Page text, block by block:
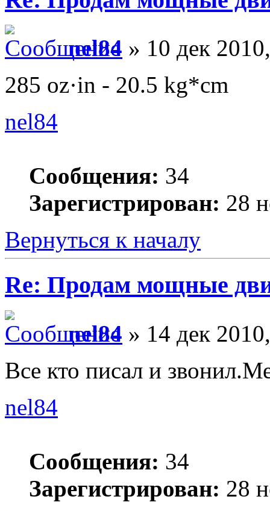
nel84 » 10 дек
285 oz·in - 20.5 kg*cm
nel84
Сообщения: 34
Зарегистрирован: 28
Вернуться к началу
Re: Продам мощные
nel84 » 14 дек
Все кто писал и
nel84
Сообщения: 34
Зарегистрирован: 28